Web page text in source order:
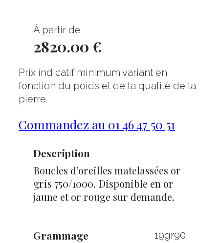
À partir de
2820.00 €
Prix indicatif minimum variant en
fonction du poids et de la qualité de la
pierre
Commandez au 01 46 47 50 51
Description
Boucles d’oreilles matelassées or
gris 750/1000. Disponible en or
jaune et or rouge sur demande.
Grammage 19gr90